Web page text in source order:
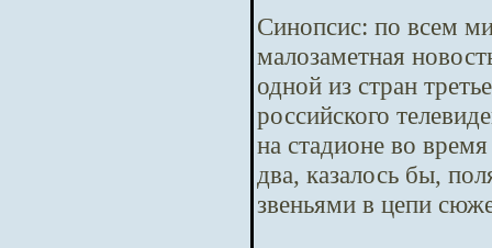
Синопсис: по всем
малозаметная
одной из стран
российского
на стадионе во
два, казалось бы,
звеньями в цепи